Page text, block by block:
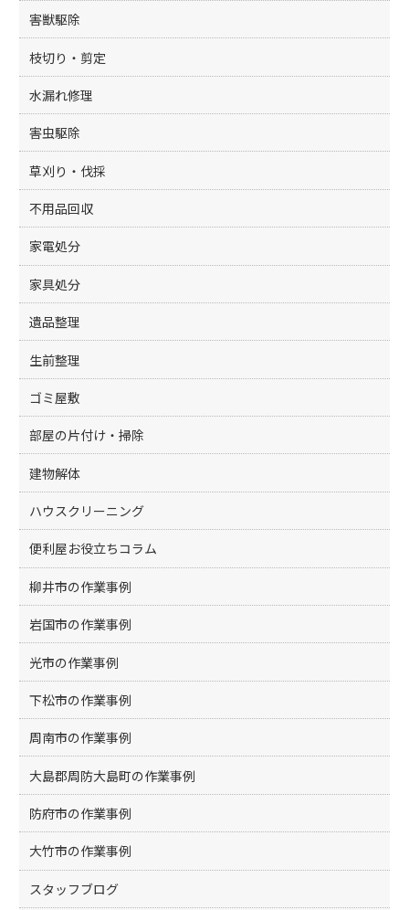
害獣駆除
枝切り・剪定
水漏れ修理
害虫駆除
草刈り・伐採
不用品回収
家電処分
家具処分
遺品整理
生前整理
ゴミ屋敷
部屋の片付け・掃除
建物解体
ハウスクリーニング
便利屋お役立ちコラム
柳井市の作業事例
岩国市の作業事例
光市の作業事例
下松市の作業事例
周南市の作業事例
大島郡周防大島町の作業事例
防府市の作業事例
大竹市の作業事例
スタッフブログ